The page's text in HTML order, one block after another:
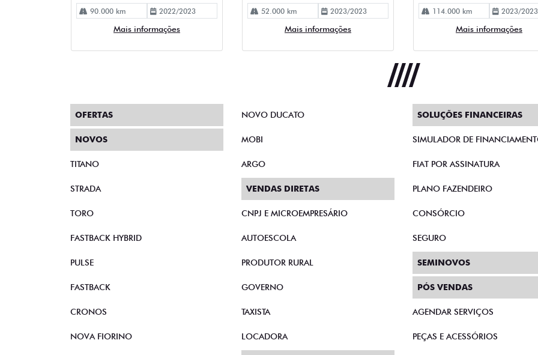
OFERTAS
NOVOS
TITANO
STRADA
TORO
FASTBACK HYBRID
PULSE
FASTBACK
CRONOS
NOVA FIORINO
NOVO DUCATO
MOBI
ARGO
VENDAS DIRETAS
CNPJ E MICROEMPRESÁRIO
AUTOESCOLA
PRODUTOR RURAL
GOVERNO
TAXISTA
LOCADORA
SOLUÇÕES FINANCEIRAS
SIMULADOR DE
FIAT POR ASSINATURA
PLANO FAZENDEIRO
CONSÓRCIO
SEGURO
SEMINOVOS
PÓS VENDAS
AGENDAR SERVIÇOS
PEÇAS E ACESSÓRIOS